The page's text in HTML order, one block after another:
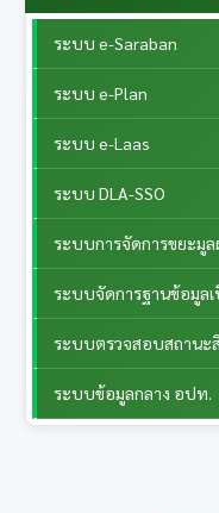
ระบบ e-Saraban
ระบบ e-Plan
ระบบ e-Laas
ระบบ DLA-SSO
ระบบการจัดการขยะมู
ระบบจัดการฐานข้อมูล
ระบบตรวจสอบสถานะ
ระบบข้อมูลกลาง อปท.